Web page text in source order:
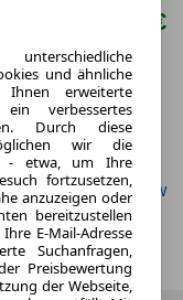
121.860 €
Gefunden auf BMW
und ähnliche
erweiterte
verbessertes
Durch diese
wir die
- etwa, um Ihre
fortzusetzen,
anzuzeigen oder
bereitzustellen
E-Mail-Adresse
Suchanfragen,
Preisbewertung
der Webseite,